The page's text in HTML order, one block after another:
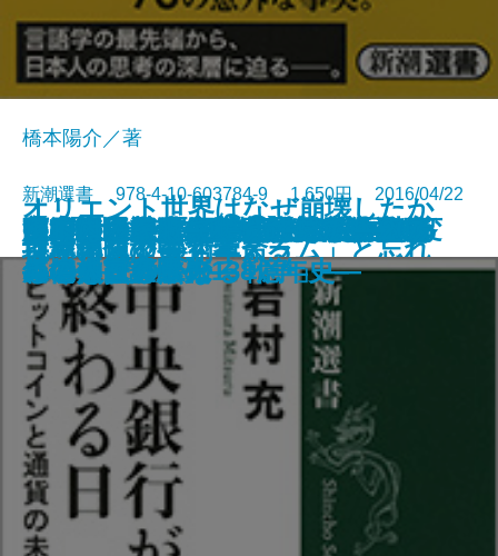
「ひとり」の哲学
インドネシア イスラーム大国の変
貌―躍進がもたらす新たな危機―
オリエント世界はなぜ崩壊したか
―異形化する「イスラム」と忘れ
られた「共存」の叡智―
日本国民であるために―民主主義
を考える四つの問い―
自由の思想史―市場とデモクラシ
ーは擁護できるか―
【中東大混迷を解く】 サイクス
=ピコ協定 百年の呪縛
憲法改正とは何か―アメリカ改憲
史から考える―
採用学
世界地図の中で考える
日本語の謎を解く―最新言語学Q
＆A―
橋本陽介／著
新潮選書 978-4-10-603784-9 1,650円 2016/04/22
中央銀行が終わる日―ビットコイ
ンと通貨の未来―
EU騒乱―テロと右傾化の次に来る
もの―
宇宙からいかにヒトは生まれたか
―偶然と必然の138億年史―
美の考古学―古代人は何に魅せら
れてきたか―
日本の少子化 百年の迷走―人口を
めぐる「静かなる戦争」―
つくられた縄文時代―日本文化の
原像を探る―
瀬戸内の海賊―村上武吉の戦い
【増補改訂版】―
地球の履歴書
ロマネスク美術革命
ヒトはこうして増えてきた―20万
年の人口変遷史―